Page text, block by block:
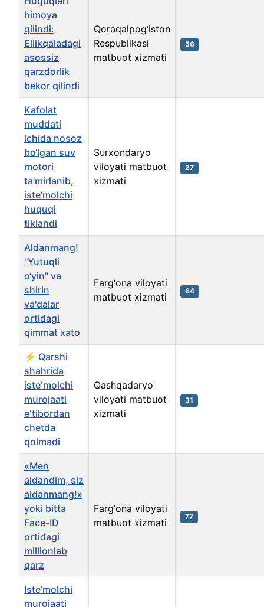
himoya
qilindi:
Ellikqaladagi
asossiz
qarzdorlik
bekor qilindi
Qoraqalpog‘iston
Respublikasi
matbuot xizmati
56
Kafolat
muddati
ichida nosoz
bo‘lgan suv
motori
ta’mirlanib,
iste’molchi
huquqi
tiklandi
Surxondaryo
viloyati matbuot
xizmati
27
Aldanmang!
"Yutuqli
o‘yin" va
shirin
va'dalar
ortidagi
qimmat xato
Farg‘ona viloyati
matbuot xizmati
64
⚡ Qarshi
shahrida
isteʼmolchi
murojaati
eʼtibordan
chetda
qolmadi
Qashqadaryo
viloyati matbuot
xizmati
31
«Men
aldandim, siz
aldanmang!»
yoki bitta
Face-ID
ortidagi
millionlab
qarz
Farg‘ona viloyati
matbuot xizmati
77
Iste’molchi
murojaati